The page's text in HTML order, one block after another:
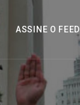
ASSINE O FEED